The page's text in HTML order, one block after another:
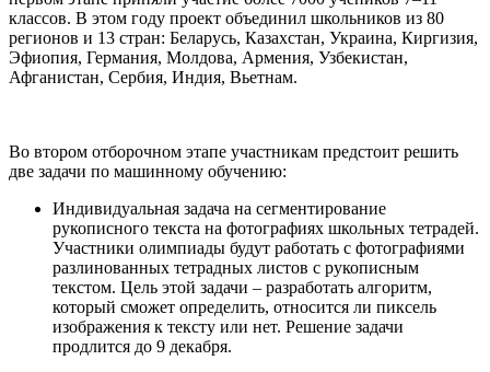
классов. В этом году проект объединил школьников из 80
регионов и 13 стран: Беларусь, Казахстан, Украина, Киргизия,
Эфиопия, Германия, Молдова, Армения, Узбекистан,
Афганистан, Сербия, Индия, Вьетнам.
Во втором отборочном этапе участникам предстоит решить
две задачи по машинному обучению:
Индивидуальная задача на сегментирование
рукописного текста на фотографиях школьных тетрадей.
Участники олимпиады будут работать с фотографиями
разлинованных тетрадных листов с рукописным
текстом. Цель этой задачи – разработать алгоритм,
который сможет определить, относится ли пиксель
изображения к тексту или нет. Решение задачи
продлится до 9 декабря.